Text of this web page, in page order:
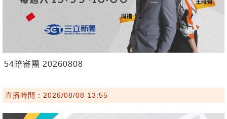
54陪審團 20260808
直播時間：2026/08/08 13:55